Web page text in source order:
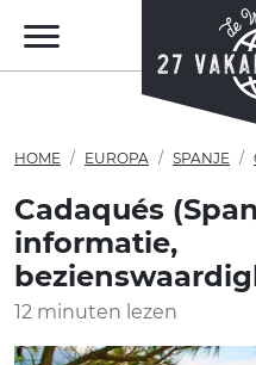
HOME EUROPA SPANJE
Cadaqués
informatie,
12 minuten lezen